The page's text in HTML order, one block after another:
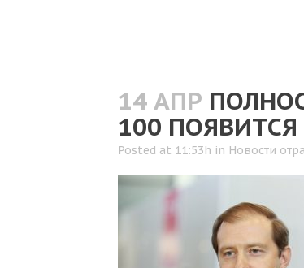
14 АПР
100
Posted at 11:53h in Новости